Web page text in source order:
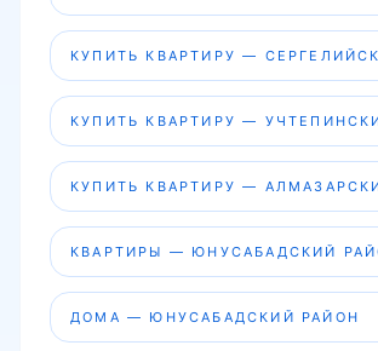
КУПИТЬ КВАРТИРУ —
КУПИТЬ КВАРТИРУ —
КУПИТЬ КВАРТИРУ —
КВАРТИРЫ — ЮНУСАБАДСКИЙ
ДОМА — ЮНУСАБАДСКИЙ РАЙОН